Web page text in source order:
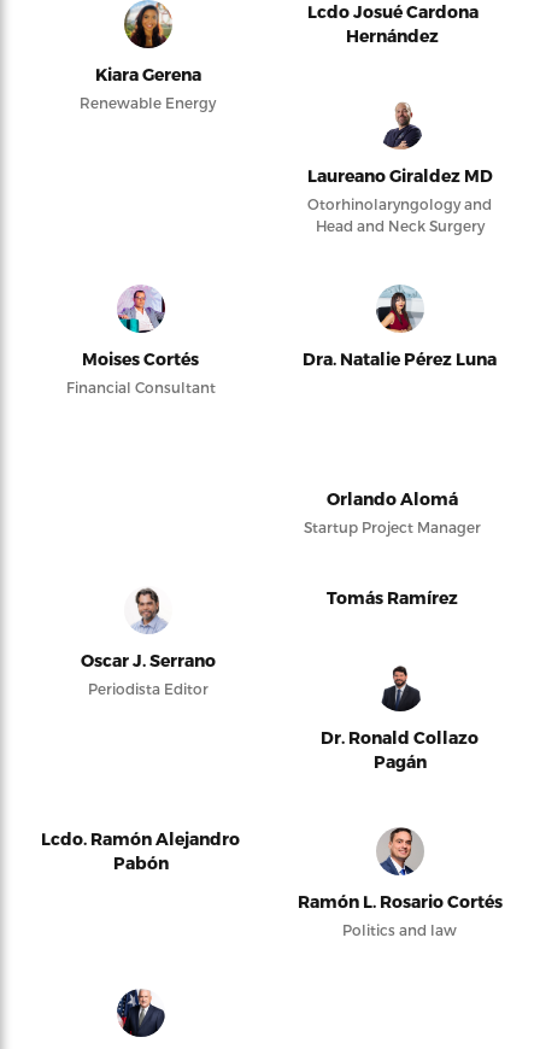
Kiara Gerena
Renewable Energy
Lcdo Josué Cardona
Hernández
Laureano Giraldez MD
Otorhinolaryngology and
Head and Neck Surgery
Moises Cortés
Financial Consultant
Dra. Natalie Pérez Luna
Orlando Alomá
Startup Project Manager
Oscar J. Serrano
Periodista Editor
Tomás Ramírez
Dr. Ronald Collazo
Pagán
Lcdo. Ramón Alejandro
Pabón
Ramón L. Rosario Cortés
Politics and law